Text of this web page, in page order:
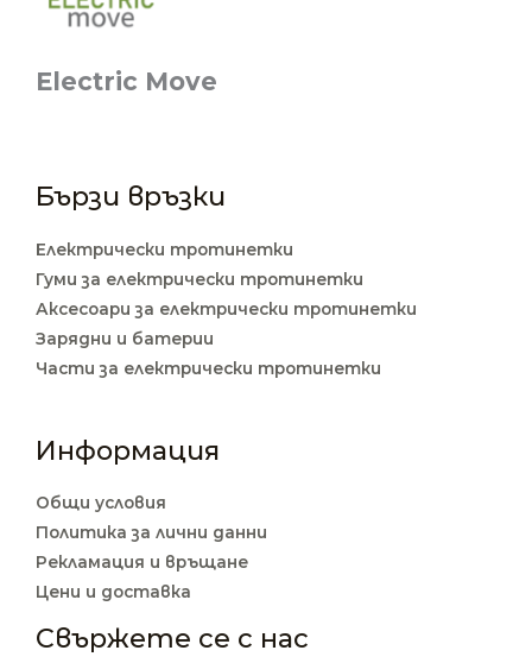
Electric Move
Бързи връзки
Електрически тротинетки
Гуми за електрически тротинетки
Аксесоари за електрически тротинетки
Зарядни и батерии
Части за електрически тротинетки
Информация
Общи условия
Политика за лични данни
Рекламация и връщане
Цени и доставка
Свържете се с нас